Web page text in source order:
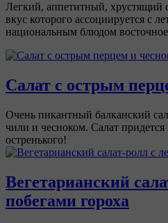
Легкий, аппетитный, хрустящий
вкус которого ассоциируется с
национальным блюдом
Салат с острым
Очень пикантный балканский
чили и чесноком. Салат
остренького!
Вегетарианский
побегами гороха